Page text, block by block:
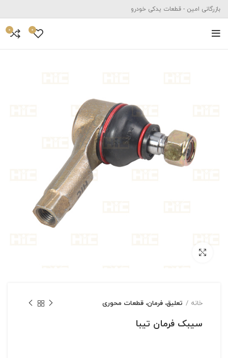
بازرگانی امین - قطعات یدکی خودرو
0
0
خانه تعلیق، فرمان، قطعات محوری
سیبک فرمان تیبا